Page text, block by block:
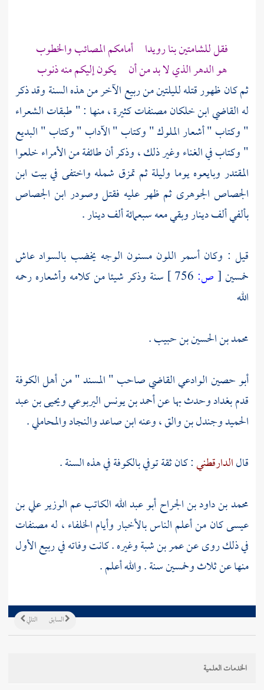
فقل للشامتين بنا رويدا أمامكم المصائب والخطوب
هو الدهر الذي لا بد من أن يكون إليكم منه ذنوب
ثم كان ظهور قتله لليلتين من ربيع الآخر من هذه السنة وقد ذكر
له القاضيابن خلكانمصنفات كثيرة ، منها : " طبقات الشعراء
" وكتاب " أشعار الملوك " وكتاب " الآداب " وكتاب " البديع
" وكتاب في الغناء وغير ذلك ، وذكر أن طائفة من الأمراء خلعوا
المقتدر وبايعوه يوما وليلة ثم تمزق شمله واختفى في بيت ابن
الجصاص الجوهرى ثم ظهر عليه فقتل وصودر ابن الجصاص
بألفي ألف دينار وبقي معه سبعمائة ألف دينار .
قيل : وكان أسمر اللون مسنون الوجه يخضب بالسواد عاش
خمسين[ص:
سنة وذكر شيئا من كلامه وأشعاره رحمه
الله
محمد بن الحسين بن حبيب .
أبو حصين الوادعي القاضيصاحب " المسند " من أهلالكوفة
قدمبغدادوحدث بها عنأحمد بن يونس اليربوعيويحيى بن عبد
الحميدوجندل بن والق ،وعنهابن صاعدوالنجادوالمحاملي.
قالالدارقطني: كان ثقة توفيبالكوفةفي هذه السنة .
محمد بن داود بن الجراح أبو عبد الله الكاتبعم الوزيرعلي بن
عيسىكان من أعلم الناس بالأخبار وأيام الخلفاء ، له مصنفات
في ذلك روى عنعمر بن شبةوغيره . كانت وفاته في ربيع الأول
منها عن ثلاث وخمسين سنة . والله أعلم .
التالي السابق
الخدمات العلمية